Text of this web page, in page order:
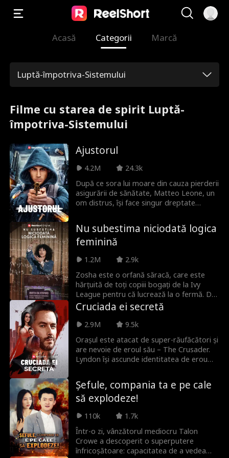
Acasă Categorii Marcă
Luptă-împotriva-Sistemului
Filme cu starea de spirit Luptă-
împotriva-Sistemului
Ajustorul
4.2M
24.3k
După ce sora lui moare din cauza pierderii
asigurării de sănătate, Matteo Leone, un
om distrus, își face singur dreptate
Dar nu caută doar răzbunare, are un scop
mai mare: să expună companiile de
asigurări de sănătate corupte care
Matteo rămâne mereu cu un pas înaintea
poliției, lăsând indicii pentru a-și transmite
mesajul, devenind rapid un erou pentru
oamenii pe care CEO-ul malefic credea că
îi poate reduce la tăcere.
Nu subestima niciodată logica
feminină
1.2M
2.9k
Zosha este o orfană săracă, care este
hărțuită de toți copiii bogați de la Ivy
League pentru că lucrează la o fermă. Dar
Zosha e pe cale să-i învingă la ceea ce se
așteaptă cel mai puțin: matematica.
Cruciada ei secretă
2.9M
9.5k
Orașul este atacat de super-răufăcători și
are nevoie de eroul său – The Crusader.
Lyndon își ascunde identitatea de erou
frumoasa fiică a primarului, Nadia, îi cere
ajutorul, poate Lyndon să-și depășească
familia malefică pentru a deveni din nou
Șefule, compania ta e pe cale
să explodeze!
110k
1.7k
Într-o zi, vânzătorul mediocru Talon
Crowe a descoperit o superputere
înfricoșătoare: capacitatea de a vedea